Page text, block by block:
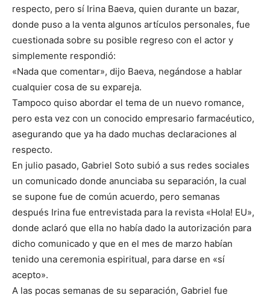
respecto, pero sí Irina Baeva, quien durante un bazar,
donde puso a la venta algunos artículos personales, fue
cuestionada sobre su posible regreso con el actor y
simplemente respondió:
«Nada que comentar», dijo Baeva, negándose a hablar
cualquier cosa de su expareja.
Tampoco quiso abordar el tema de un nuevo romance,
pero esta vez con un conocido empresario farmacéutico,
asegurando que ya ha dado muchas declaraciones al
respecto.
En julio pasado, Gabriel Soto subió a sus redes sociales
un comunicado donde anunciaba su separación, la cual
se supone fue de común acuerdo, pero semanas
después Irina fue entrevistada para la revista «Hola! EU»,
donde aclaró que ella no había dado la autorización para
dicho comunicado y que en el mes de marzo habían
tenido una ceremonia espiritual, para darse en «sí
acepto».
A las pocas semanas de su separación, Gabriel fue